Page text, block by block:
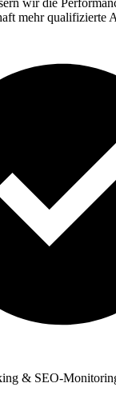
mehr qualifizierte
& SEO-